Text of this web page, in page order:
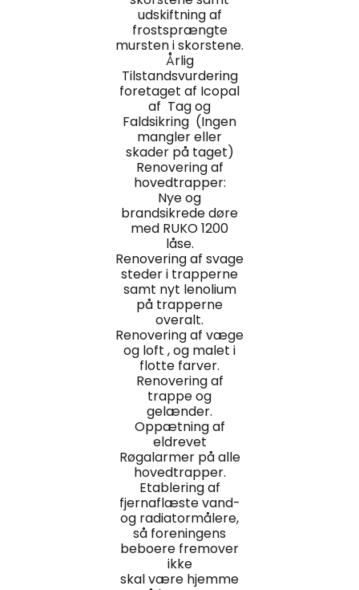
udskiftning af
frostsprængte
mursten i skorstene.
Årlig
Tilstandsvurdering
foretaget af Icopal
af Tag og
Faldsikring (Ingen
mangler eller
skader på taget)
Renovering af
hovedtrapper:
Nye og
brandsikrede døre
med RUKO 1200
låse.
Renovering af svage
steder i trapperne
samt nyt lenolium
på trapperne
overalt.
Renovering af væge
og loft , og malet i
flotte farver.
Renovering af
trappe og
gelænder.
Oppætning af
eldrevet
Røgalarmer på alle
hovedtrapper.
Etablering af
fjernaflæste vand-
og radiatormålere,
så foreningens
beboere fremover
ikke
skal være hjemme